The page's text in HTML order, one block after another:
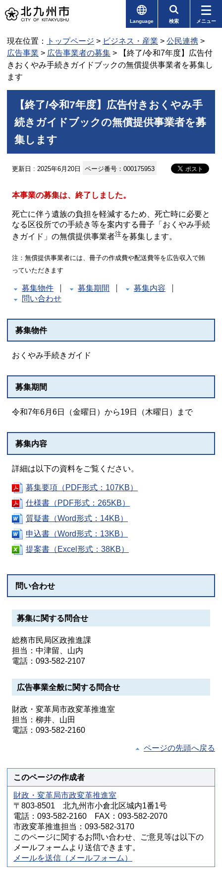
Language 検索 メニュー
現在位置： トップページ > ビジネス・産業 > 公民連携 >
広告事業 > 広告事業者の募集 > 【終了/令和7年度】広告付
きおくやみ手続きガイドブックの無償提供事業者を募集し
ます
【終了/令和7年度】広告付きおくやみ手
続きガイドブックの無償提供事業者を募
集します
更新日 : 2025年6月20日 ページ番号：000175953
本事業の募集は、終了しました。
死亡に伴う遺族の負担を軽減するため、死亡時に必要と
なる区役所での手続き等を案内する冊子「おくやみ手続
きガイド」の無償提供事業者注 を募集します。
注：無償提供事業者には、冊子の作成費や配送費等を広告収入で賄
っていただきます
募集物件 募集期間
募集内容
問い合わせ
募集物件
おくやみ手続きガイド
募集期間
令和7年6月6日（金曜日）から19日（木曜日）まで
募集内容
詳細は以下の資料をご覧ください。
募集要項（PDF形式：107KB）
仕様書（PDF形式：265KB）
質疑書（Word形式：14KB）
申込書（Word形式：13KB）
提案書（Excel形式：38KB）
問い合わせ
募集に関する問合せ
総務市民局区政推進課
担当：中津留、山内
電話：093-582-2107
広告事業全般に関する問合せ
財政・変革局市政変革推進室
担当：柳井、山田
電話：093-582-2160
ページの先頭へ戻る
このページの作成者
財政・変革局市政変革推進室
〒803-8501 北九州市小倉北区城内1番1号
電話：093-582-2160 FAX：093-582-2070
市政変革推進担当：093-582-3170
このページに関するお問い合わせ、ご意見等は以下の
メールフォームより送信できます。
メールを送信（メールフォーム）